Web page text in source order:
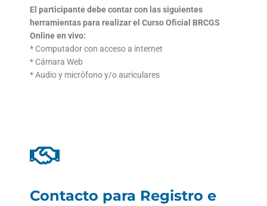
El participante debe contar con las siguientes
herramientaspara realizar el Curso Oficial BRCGS
Online en vivo:
* Computador con acceso a internet
* Cámara Web
* Audio y micrófono y/o auriculares
Contacto para Registro e